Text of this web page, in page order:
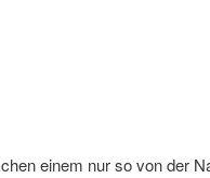
einem nur so von der